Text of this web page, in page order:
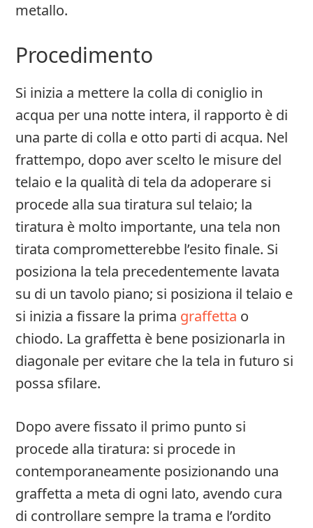
metallo.
Procedimento
Si inizia a mettere la colla di coniglio in
acqua per una notte intera, il rapporto è di
una parte di colla e otto parti di acqua. Nel
frattempo, dopo aver scelto le misure del
telaio e la qualità di tela da adoperare si
procede alla sua tiratura sul telaio; la
tiratura è molto importante, una tela non
tirata comprometterebbe l’esito finale. Si
posiziona la tela precedentemente lavata
su di un tavolo piano; si posiziona il telaio e
si inizia a fissare la prima graffetta o
chiodo. La graffetta è bene posizionarla in
diagonale per evitare che la tela in futuro si
possa sfilare.
Dopo avere fissato il primo punto si
procede alla tiratura: si procede in
contemporaneamente posizionando una
graffetta a meta di ogni lato, avendo cura
di controllare sempre la trama e l’ordito